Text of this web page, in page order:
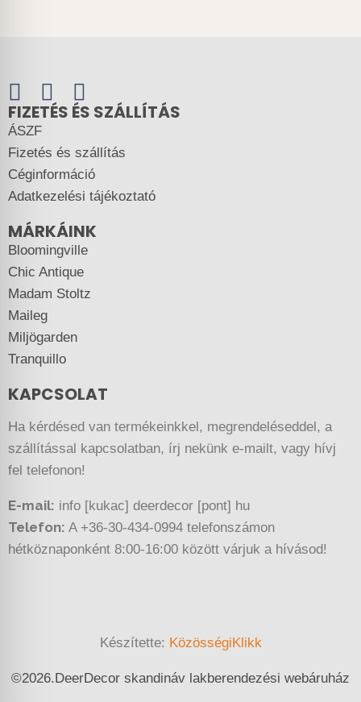
FIZETÉS ÉS SZÁLLÍTÁS
ÁSZF
Fizetés és szállítás
Céginformáció
Adatkezelési tájékoztató
MÁRKÁINK
Bloomingville
Chic Antique
Madam Stoltz
Maileg
Miljögarden
Tranquillo
KAPCSOLAT
Ha kérdésed van termékeinkkel, megrendeléseddel, a
szállítással kapcsolatban, írj nekünk e-mailt, vagy hívj
fel telefonon!
E-mail: info [kukac] deerdecor [pont] hu
Telefon: A +36-30-434-0994 telefonszámon
hétköznaponként 8:00-16:00 között várjuk a hívásod!
Készítette: KözösségiKlikk
©2026.DeerDecor skandináv lakberendezési webáruház